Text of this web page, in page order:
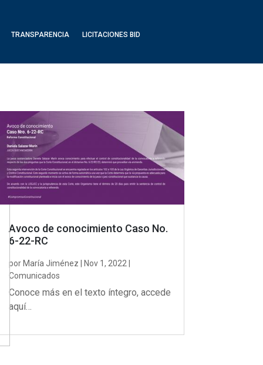
TRANSPARENCIA LICITACIONES BID
Avoco de conocimiento Caso No.
6-22-RC
por María Jiménez Nov 1, 2022|
Comunicados
Conoce más en el texto íntegro, accede
aquí…